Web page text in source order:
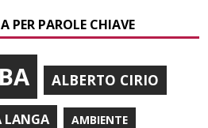
PER PAROLE CHIAVE
ALBERTO CIRIO
LANGA AMBIENTE